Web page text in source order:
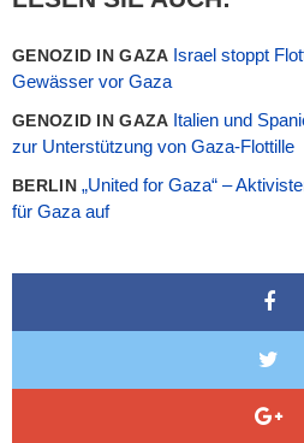
GENOZID IN GAZA Israel stoppt
Gewässer vor Gaza
GENOZID IN GAZA Italien und
zur Unterstützung von Gaza-Flottille
BERLIN„United for Gaza“ –
für Gaza auf